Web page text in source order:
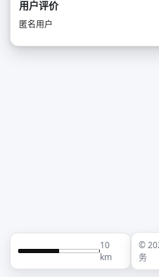
用户评价
匿名用户
10
km
©
务